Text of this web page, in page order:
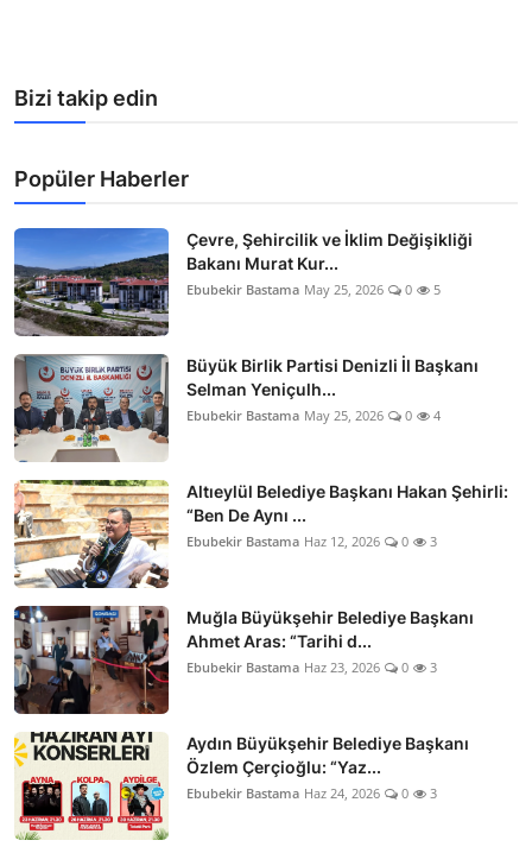
Bizi takip edin
Popüler Haberler
Çevre, Şehircilik ve İklim Değişikliği
Bakanı Murat Kur...
Ebubekir Bastama May 25, 2026 0 5
Büyük Birlik Partisi Denizli İl Başkanı
Selman Yeniçulh...
Ebubekir Bastama May 25, 2026 0 4
Altıeylül Belediye Başkanı Hakan Şehirli:
“Ben De Aynı ...
Ebubekir Bastama Haz 12, 2026 0 3
Muğla Büyükşehir Belediye Başkanı
Ahmet Aras: “Tarihi d...
Ebubekir Bastama Haz 23, 2026 0 3
Aydın Büyükşehir Belediye Başkanı
Özlem Çerçioğlu: “Yaz...
Ebubekir Bastama Haz 24, 2026 0 3